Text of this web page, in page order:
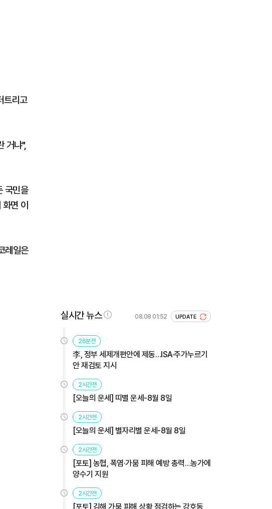
트리고
거냐",
국민을
면 이
레일은
실시간 뉴스 08.08 01:52 UPDATE
26분전
李, 정부 세제개편안에 제동…ISA·주가누르기
안 재검토 지시
2시간전
[오늘의 운세] 띠별 운세-8월 8일
2시간전
[오늘의 운세] 별자리별 운세-8월 8일
2시간전
[포토] 농협, 폭염·가뭄 피해 예방 총력…농가에
양수기 지원
2시간전
[포토] 김해 가뭄 피해 상황 점검하는 강호동